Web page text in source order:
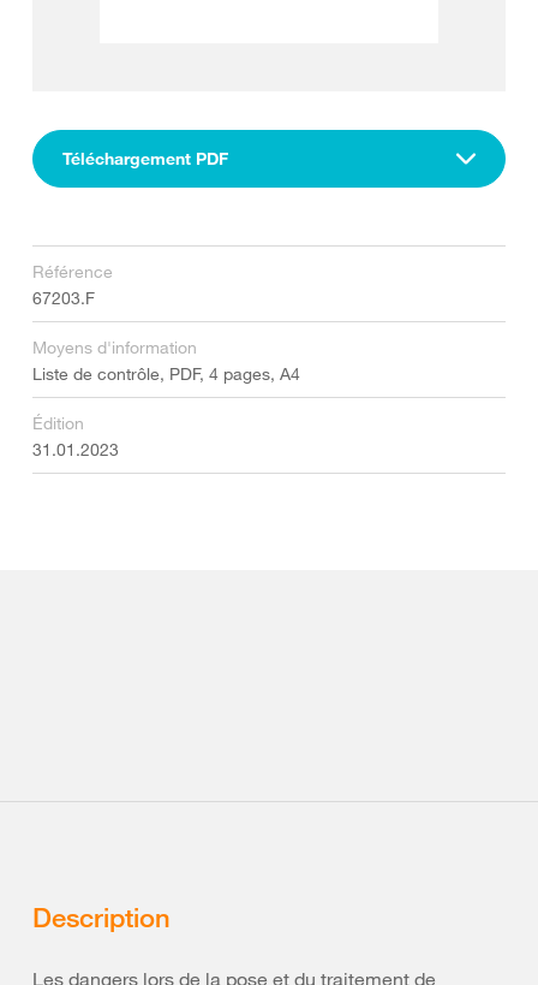
Téléchargement PDF
Référence
67203.F
Moyens d'information
Liste de contrôle, PDF, 4 pages, A4
Édition
31.01.2023
Description
Les dangers lors de la pose et du traitement de